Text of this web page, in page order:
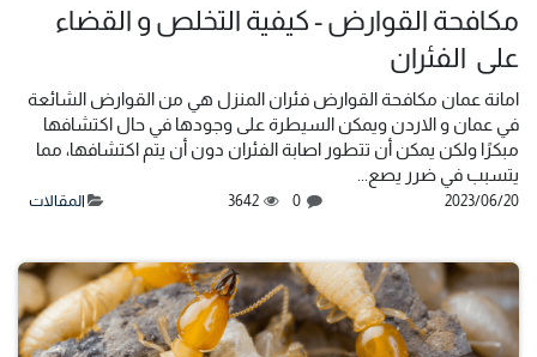
مكافحة القوارض - كيفية التخلص و القضاء
على الفئران
امانة عمان مكافحة القوارض فئران المنزل هي من القوارض الشائعة
في عمان و الاردن ويمكن السيطرة على وجودها في حال اكتشافها
مبكرًا ولكن يمكن أن تتطور اصابة الفئران دون أن يتم اكتشافها، مما
يتسبب في ضرر يصع...
20‏/06‏/2023
0
3642 المقالات